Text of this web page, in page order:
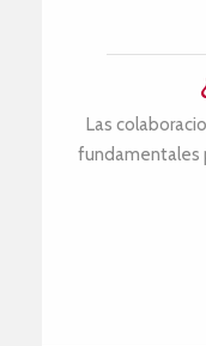
Las
fundamentales